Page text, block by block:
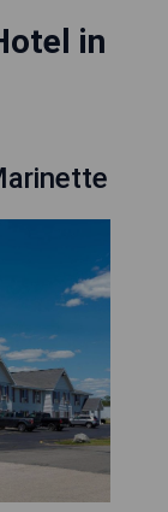
in